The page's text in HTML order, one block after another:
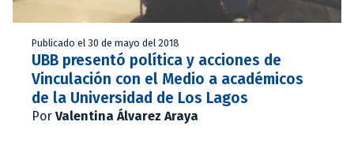
Publicado el 30 de mayo del 2018
UBB presentó política y acciones de
Vinculación con el Medio a académicos
de la Universidad de Los Lagos
Por Valentina Álvarez Araya